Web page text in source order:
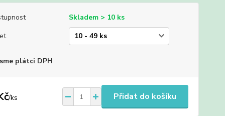
Skladem > 10 ks
plátci DPH
/ks Přidat do košíku